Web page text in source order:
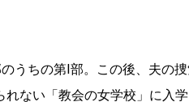
うちの第I部。この後、夫の
れない「教会の女学校」に入